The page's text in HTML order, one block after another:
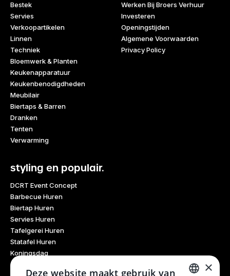
Bestek
Servies
Verkoopartikelen
Linnen
Techniek
Bloemwerk & Planten
Keukenapparatuur
Keukenbenodigdheden
Meubilair
Biertaps & Barren
Dranken
Tenten
Verwarming
Werken Bij Broers Verhuur
Investeren
Openingstijden
Algemene Voorwaarden
Privacy Policy
styling en populair.
DCRT Event Concept
Barbecue Huren
Biertap Huren
Servies Huren
Tafelgerei Huren
Statafel Huren
Koningsdag
Glaswerk Huren
×
Deze website maakt gebruik van